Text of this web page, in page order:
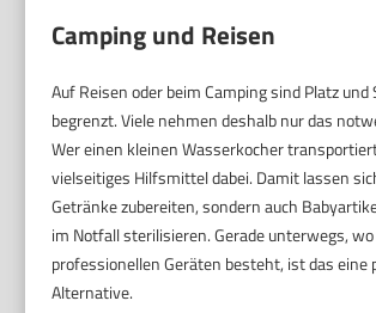
Camping und Reisen
Auf Reisen oder beim Camping sind Platz
begrenzt. Viele nehmen deshalb nur das
Wer einen kleinen Wasserkocher
vielseitiges Hilfsmittel dabei. Damit lassen
Getränke zubereiten, sondern auch
im Notfall sterilisieren. Gerade unterwegs,
professionellen Geräten besteht, ist das eine
Alternative.